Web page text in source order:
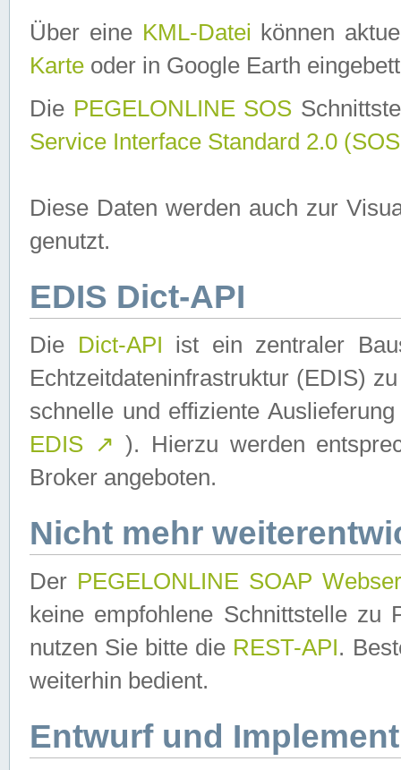
Über eine KML-Datei können
Karte oder in Google Earth
Die PEGELONLINE SOS
Service Interface Standard 2.0
Diese Daten werden auch zur
genutzt.
EDIS Dict-API
Die Dict-API ist ein zentraler
Echtzeitdateninfrastruktur (EDIS)
schnelle und effiziente
EDIS ↗ ). Hierzu werden
Broker angeboten.
Nicht mehr
Der PEGELONLINE SOAP
keine empfohlene Schnittstelle zu
nutzen Sie bitte die REST-API.
weiterhin bedient.
Entwurf und